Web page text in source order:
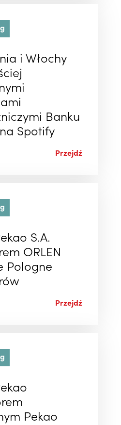
i Włochy
Banku
Spotify
Przejdź
S.A.
ORLEN
Pologne
Przejdź
Pekao